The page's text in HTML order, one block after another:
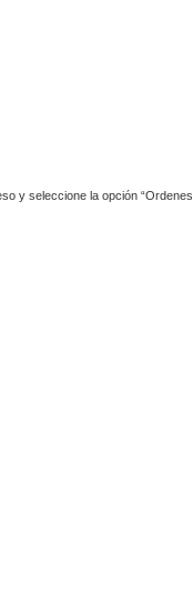
y seleccione la opción “Ordenes